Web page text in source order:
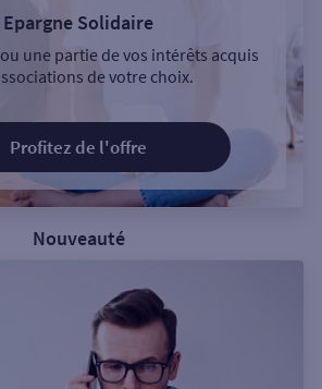
Epargne Solidaire
une partie de vos intérêts acquis
de votre choix.
Profitez de l'offre
Nouveauté